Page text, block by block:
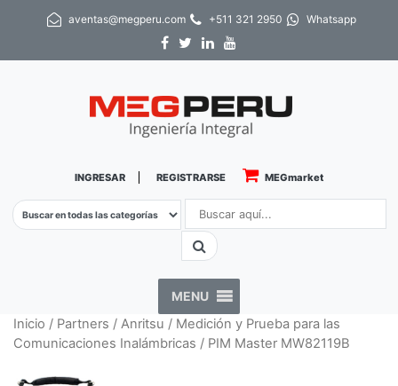
aventas@megperu.com +511 321 2950 Whatsapp
INGRESAR REGISTRARSE MEGmarket
MENU
Inicio / Partners / Anritsu / Medición y Prueba para las
Comunicaciones Inalámbricas / PIM Master MW82119B